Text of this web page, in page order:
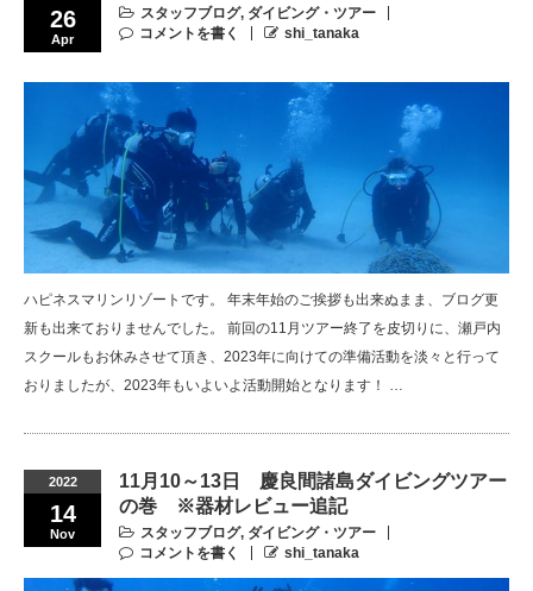
26
Apr
スタッフブログ, ダイビング・ツアー
コメントを書く
shi_tanaka
ハピネスマリンリゾートです。 年末年始のご挨拶も出来ぬまま、ブログ更
新も出来ておりませんでした。 前回の11月ツアー終了を皮切りに、瀬戸内
スクールもお休みさせて頂き、2023年に向けての準備活動を淡々と行って
おりましたが、2023年もいよいよ活動開始となります！ …
2022
14
Nov
11月10～13日 慶良間諸島ダイビングツアー
の巻 ※器材レビュー追記
スタッフブログ, ダイビング・ツアー
コメントを書く
shi_tanaka